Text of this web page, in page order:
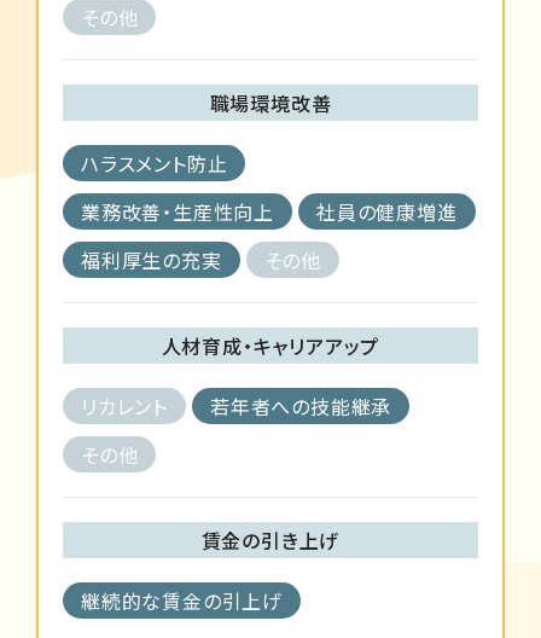
その他
職場環境改善
ハラスメント防止
業務改善・生産性向上
社員の健康増進
福利厚生の充実
その他
人材育成・キャリアアップ
リカレント
若年者への技能継承
その他
賃金の引き上げ
継続的な賃金の引上げ